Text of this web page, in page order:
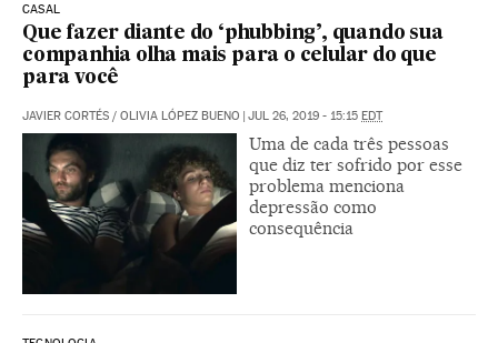
CASAL
Que fazer diante do ‘phubbing’, quando sua
companhia olha mais para o celular do que
para você
JAVIER CORTÉS / OLIVIA LÓPEZ BUENO | JUL 26, 2019 - 15:15 EDT
Uma de cada três pessoas
que diz ter sofrido por esse
problema menciona
depressão como
consequência